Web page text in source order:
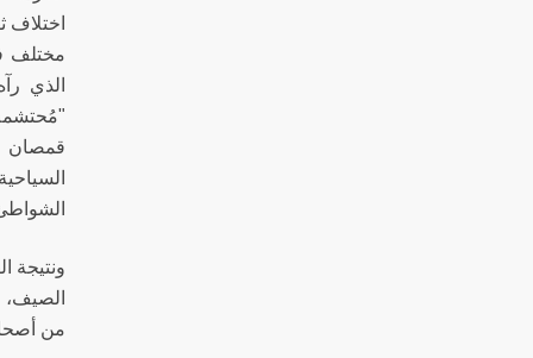
اختلاف
مختلف
الذي
قمصان
ونتيجة
الصيف،
من